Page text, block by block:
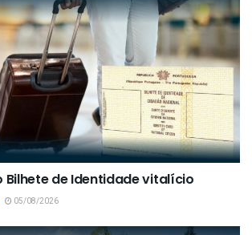
Bilhete de Identidade vitalício
05/08/2026